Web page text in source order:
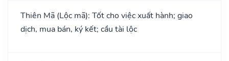
Thiên Mã (Lộc mã): Tốt cho việc xuất hành; giao
dịch, mua bán, ký kết; cầu tài lộc